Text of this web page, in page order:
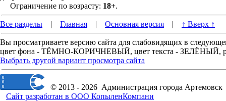
Ограничение по возрасту: 18+.
Все разделы | Главная | Основная версия | ↑ Вверх ↑
Вы просматриваете версию сайта для слабовидящих в
цвет фона - ТЁМНО-КОРИЧНЕВЫЙ, цвет текста - ЗЕЛЁНЫЙ,
Выбрать другой вариант просмотра сайта
© 2013 - 2026 Администрация города Артемовск
Сайт разработан в ООО КопыленКомпани